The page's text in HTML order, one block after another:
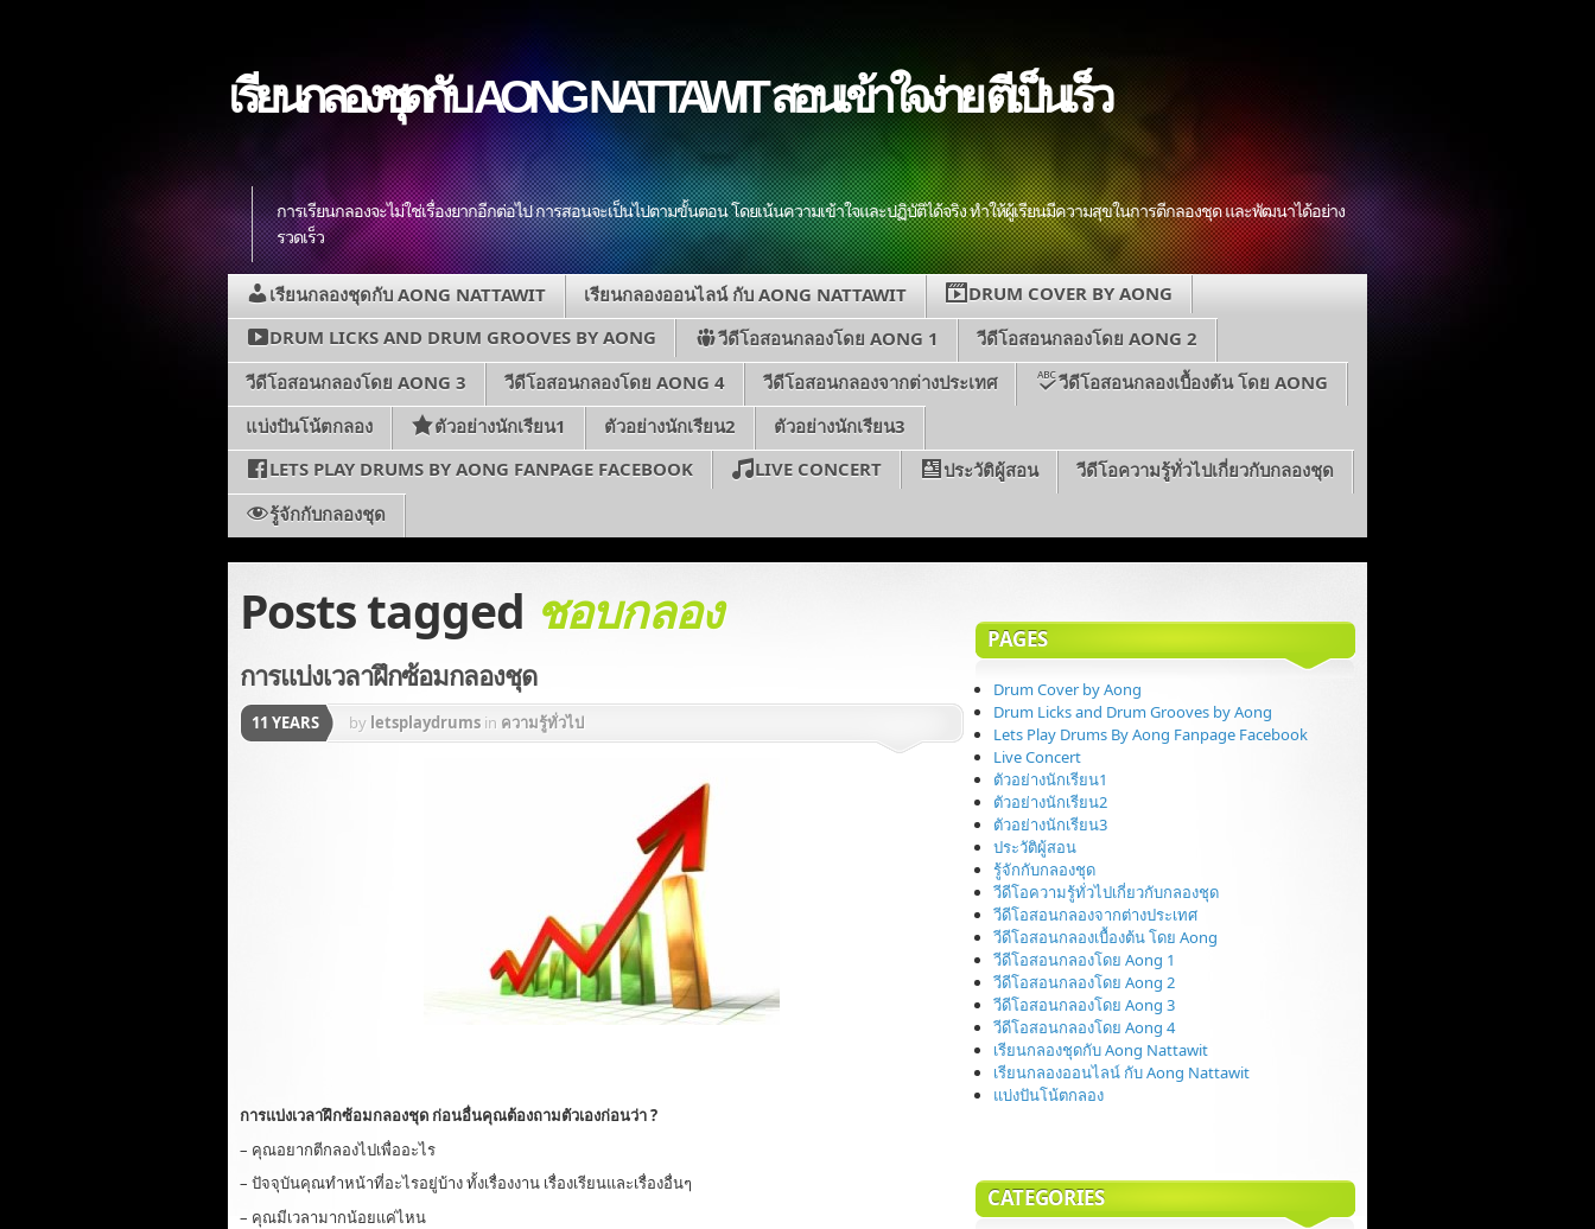
เรียนกลองชุดกับ AONG NATTAWIT สอนเข้าใจง่าย ตีเป็นเร็ว
การเรียนกลองจะไม่ใช่เรื่องยากอีกต่อไป การสอนจะเป็นไปตามขั้นตอน โดยเน้นความเข้าใจและปฏิบัติได้จริง ทำให้ผู้เรียนมีความสุขในการตีกลองชุด และพัฒนาได้อย่าง
รวดเร็ว
เรียนกลองชุดกับ AONG NATTAWIT เรียนกลองออนไลน์ กับ AONG NATTAWIT
DRUM COVER BY AONG
DRUM LICKS AND DRUM GROOVES BY AONG
วีดีโอสอนกลองโดย AONG 1
วีดีโอสอนกลองโดย AONG 2
วีดีโอสอนกลองโดย AONG 3
วีดีโอสอนกลองโดย AONG 4 วีดีโอสอนกลองจากต่างประเทศ
วีดีโอสอนกลองเบื้องต้น โดย AONG
แบ่งปันโน้ตกลอง
ตัวอย่างนักเรียน1 ตัวอย่างนักเรียน2
ตัวอย่างนักเรียน3
LETS PLAY DRUMS BY AONG FANPAGE FACEBOOK
LIVE CONCERT ประวัติผู้สอน
วีดีโอความรู้ทั่วไปเกี่ยวกับกลองชุด
รู้จักกับกลองชุด
Posts tagged ชอบกลอง
การแบ่งเวลาฝึกซ้อมกลองชุด
11 YEARS by letsplaydrums in ความรู้ทั่วไป
การแบ่งเวลาฝึกซ้อมกลองชุด ก่อนอื่นคุณต้องถามตัวเองก่อนว่า ?
– คุณอยากตีกลองไปเพื่ออะไร
– ปัจจุบันคุณทำหน้าที่อะไรอยู่บ้าง ทั้งเรื่องงาน เรื่องเรียนและเรื่องอื่นๆ
– คุณมีเวลามากน้อยแค่ไหน
PAGES
Drum Cover by Aong
Drum Licks and Drum Grooves by Aong
Lets Play Drums By Aong Fanpage Facebook
Live Concert
ตัวอย่างนักเรียน1
ตัวอย่างนักเรียน2
ตัวอย่างนักเรียน3
ประวัติผู้สอน
รู้จักกับกลองชุด
วีดีโอความรู้ทั่วไปเกี่ยวกับกลองชุด
วีดีโอสอนกลองจากต่างประเทศ
วีดีโอสอนกลองเบื้องต้น โดย Aong
วีดีโอสอนกลองโดย Aong 1
วีดีโอสอนกลองโดย Aong 2
วีดีโอสอนกลองโดย Aong 3
วีดีโอสอนกลองโดย Aong 4
เรียนกลองชุดกับ Aong Nattawit
เรียนกลองออนไลน์ กับ Aong Nattawit
แบ่งปันโน้ตกลอง
CATEGORIES